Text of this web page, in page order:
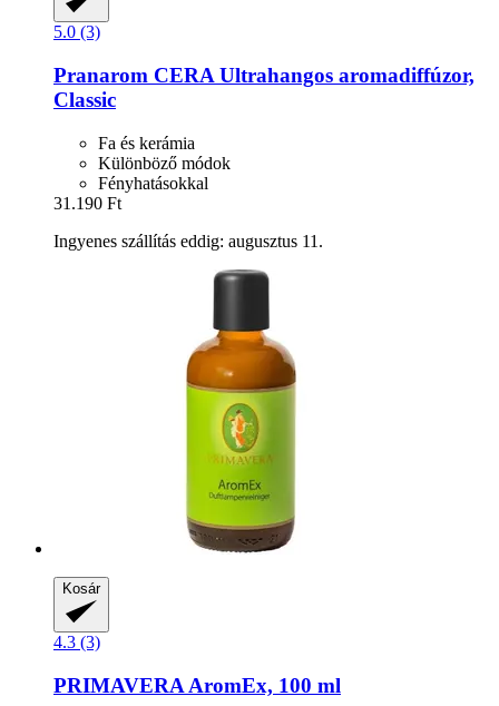
5.0 (3)
Pranarom CERA Ultrahangos aromadiffúzor,
Classic
Fa és kerámia
Különböző módok
Fényhatásokkal
31.190 Ft
Ingyenes szállítás eddig: augusztus 11.
Kosár
4.3 (3)
PRIMAVERA AromEx, 100 ml